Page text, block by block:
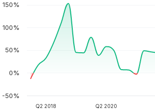
Q2 2018 Q2 2020
-50%
0%
50%
100%
150%